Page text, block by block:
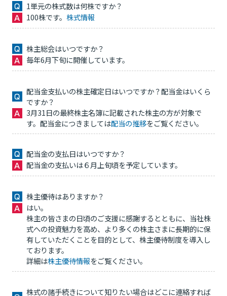
1単元の株式数は何株ですか？
100株です。 株式情報
株主総会はいつですか？
毎年6月下旬に開催しています。
配当金支払いの株主確定日はいつですか？配当金はいくら
ですか？
3月31日の最終株主名簿に記載された株主の方が対象で
す。配当金につきましては配当の推移をご覧ください。
配当金の支払日はいつですか？
配当金の支払いは６月上旬頃を予定しています。
株主優待はありますか？
はい。
株主の皆さまの日頃のご支援に感謝するとともに、当社株
式への投資魅力を高め、より多くの株主さまに長期的に保
有していただくことを目的として、株主優待制度を導入し
ております。
詳細は株主優待情報をご覧ください。
株式の諸手続きについて知りたい場合はどこに連絡すれば